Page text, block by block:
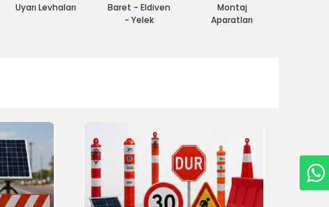
Uyarı Levhaları
Baret - Eldiven
- Yelek
Montaj
Aparatları